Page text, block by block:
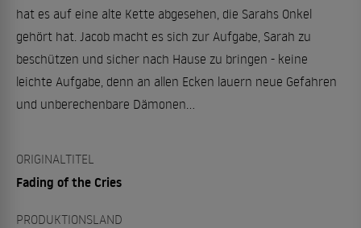
hat es auf eine alte Kette abgesehen, die Sarahs Onkel
gehört hat. Jacob macht es sich zur Aufgabe, Sarah zu
beschützen und sicher nach Hause zu bringen - keine
leichte Aufgabe, denn an allen Ecken lauern neue Gefahren
und unberechenbare Dämonen...
ORIGINALTITEL
Fading of the Cries
PRODUKTIONSLAND